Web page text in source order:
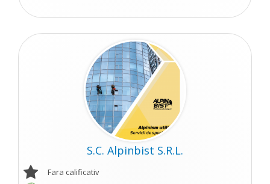
S.C. Alpinbist S.R.L.
Fara calificativ